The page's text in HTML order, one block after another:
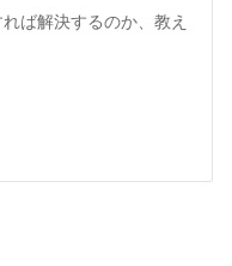
ば解決するのか、教え